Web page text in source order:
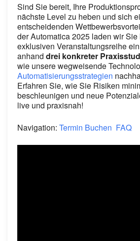
Sind Sie bereit, Ihre
nächste Level zu heben und sich
entscheidenden
der Automatica 2025 laden wir
exklusiven Veranstaltungsreihe
anhand drei konkreter
wie unsere wegweisende
Automatisierungsstrategien
Erfahren Sie, wie Sie Risiken
beschleunigen und neue
live und praxisnah!
Navigation: Termin Buchen FAQ